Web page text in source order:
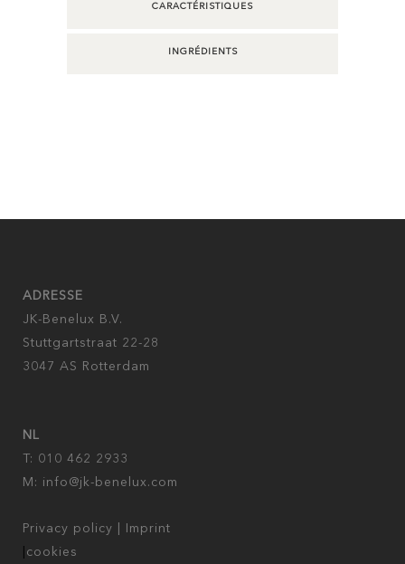
CARACTÉRISTIQUES
INGRÉDIENTS
ADRESSE
JK-Benelux B.V.
Stuttgartstraat 22-28
3047 AS Rotterdam
NL
T: 010 462 2933
M: info@jk-benelux.com
Privacy policy
Imprint
cookies